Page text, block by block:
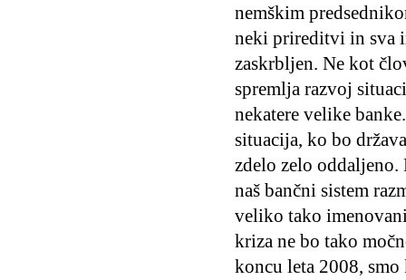
nemškim
neki prireditvi in sva
zaskrbljen. Ne kot
spremlja razvoj
nekatere velike
situacija, ko bo
zdelo zelo
naš bančni sistem
veliko tako
kriza ne bo tako
koncu leta 2008,